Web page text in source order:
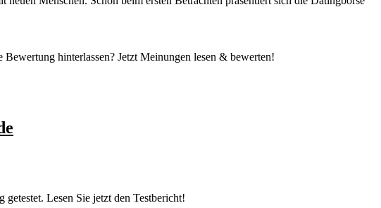
hinterlassen? Jetzt Meinungen lesen & bewerten!
Lesen Sie jetzt den Testbericht!